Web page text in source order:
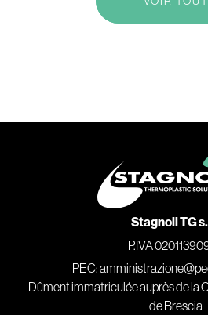
Stagnoli TG
P.IVA
PEC:
Dûment immatriculée auprès de la
de Brescia